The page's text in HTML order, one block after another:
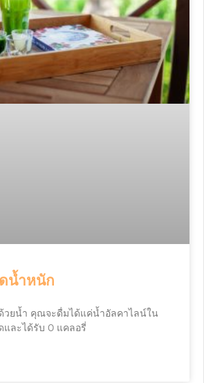
น้ำหนัก
วยน้ำ คุณจะดื่มได้แค่น้ำอัลคาไลน์ใน
และได้รับ 0 แคลอรี่